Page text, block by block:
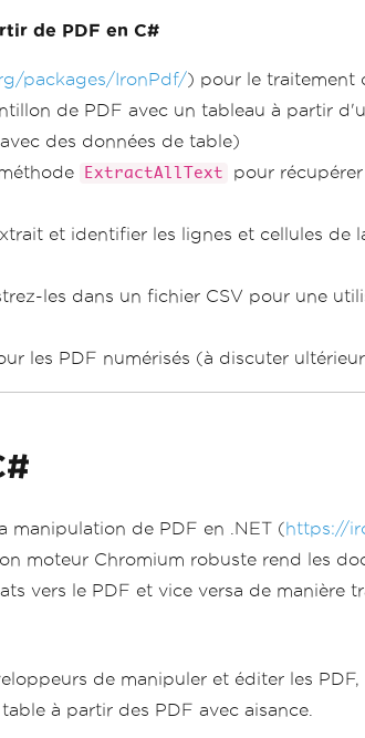
de PDF en C#
packages/IronPdf/) pour le traitement
de PDF avec un tableau à partir
des données de table)
ExtractAllText
pour
et identifier les lignes et cellules de
les dans un fichier CSV pour une
les PDF numérisés (à discuter
manipulation de PDF en .NET (https://
moteur Chromium robuste rend les
vers le PDF et vice versa de manière
de manipuler et éditer les
à partir des PDF avec aisance.